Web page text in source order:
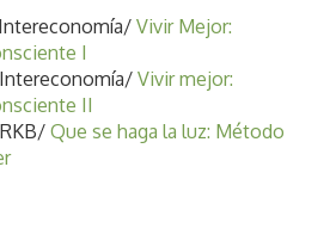
Vivir Mejor:
I
Vivir mejor:
II
Que se haga la luz: Método